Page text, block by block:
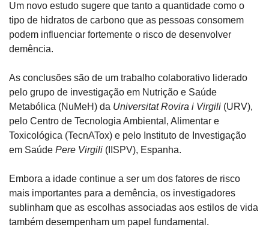
Um novo estudo sugere que tanto a quantidade como o
tipo de hidratos de carbono que as pessoas consomem
podem influenciar fortemente o risco de desenvolver
demência.
As conclusões são de um trabalho colaborativo liderado
pelo grupo de investigação em Nutrição e Saúde
Metabólica (NuMeH) da Universitat Rovira i Virgili (URV),
pelo Centro de Tecnologia Ambiental, Alimentar e
Toxicológica (TecnATox) e pelo Instituto de Investigação
em Saúde Pere Virgili (IISPV), Espanha.
Embora a idade continue a ser um dos fatores de risco
mais importantes para a demência, os investigadores
sublinham que as escolhas associadas aos estilos de vida
também desempenham um papel fundamental.